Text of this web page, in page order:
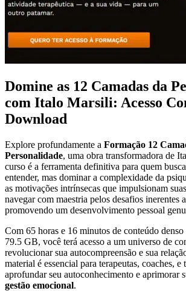
Domine as 12 Camadas da
com Italo Marsili: Acesso
Download
Explore profundamente a Formação 12
Personalidade, uma obra transformadora de
curso é a ferramenta definitiva para quem
entender, mas dominar a complexidade da
as motivações intrínsecas que impulsionam
navegar com maestria pelos desafios inerentes
promovendo um desenvolvimento pessoal
Com 65 horas e 16 minutos de conteúdo
79.5 GB, você terá acesso a um universo de
revolucionar sua autocompreensão e sua
material é essencial para terapeutas, coaches, e
aprofundar seu autoconhecimento e aprimorar
gestão emocional.